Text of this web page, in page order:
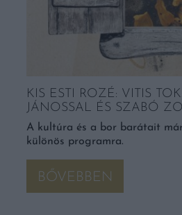
KIS ESTI ROZÉ: VITIS
JÁNOSSAL ÉS SZABÓ
A kultúra és a bor barátait
különös programra.
BŐVEBBEN